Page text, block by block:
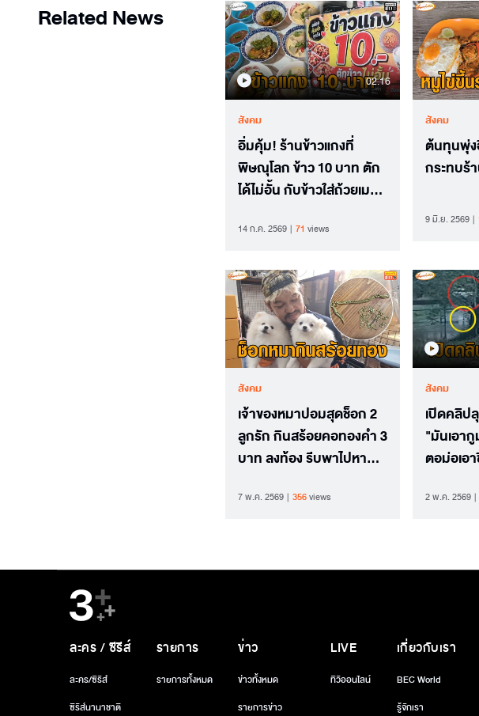
Related News
02.16
สังคม
อิ่มคุ้ม! ร้านข้าวแกงที่
พิษณุโลก ข้าว 10 บาท ตัก
ได้ไม่อั้น กับข้าวใส่ถ้วยเมนู
14 ก.ค. 2569 71 views
สังคม
ต้นทุนพุ่ง
กระทบร้
9 มิ.ย. 2569
สังคม
เจ้าของหมาปอมสุดช็อก 2
ลูกรัก กินสร้อยคอทองคำ 3
บาท ลงท้อง รีบพาไปหา
7 พ.ค. 2569 356views
สังคม
เปิดคลิป
"มันเอากู
ตอม่อเอ
2 พ.ค. 2569
ละคร / ซีรีส์
ละคร/ซีรีส์
ซีรีส์นานาชาติ
รายการ
รายการทั้งหมด
ข่าว
ข่าวทั้งหมด
รายการข่าว
LIVE
ทีวีออนไลน์
เกี่ยวกับเรา
BEC World
รู้จักเรา